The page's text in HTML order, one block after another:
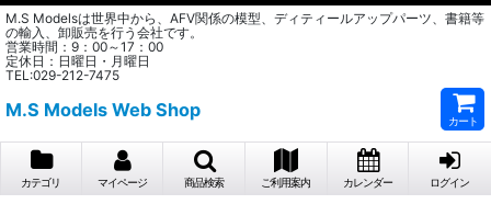
M.S Modelsは世界中から、AFV関係の模型、ディティールアップパーツ、書籍等
の輸入、卸販売を行う会社です。
営業時間：9：00～17：00
定休日：日曜日・月曜日
TEL:029-212-7475
M.S Models Web Shop
カート
カテゴリ マイページ 商品検索 ご利用案内 カレンダー ログイン